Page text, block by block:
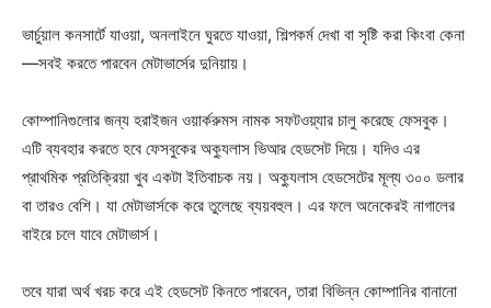
ভার্চুয়াল কনসার্টে যাওয়া, অনলাইনে ঘুরতে যাওয়া, শিল্পকর্ম দেখা বা সৃষ্টি করা কিংবা কেনা
—সবই করতে পারবেন মেটাভার্সের দুনিয়ায়।
কোম্পানিগুলোর জন্য হরাইজন ওয়ার্করুমস নামক সফটওয়্যার চালু করেছে ফেসবুক।
এটি ব্যবহার করতে হবে ফেসবুকের অক্যুলাস ভিআর হেডসেট দিয়ে। যদিও এর
প্রাথমিক প্রতিক্রিয়া খুব একটা ইতিবাচক নয়। অক্যুলাস হেডসেটের মূল্য ৩০০ ডলার
বা তারও বেশি। যা মেটাভার্সকে করে তুলেছে ব্যয়বহুল। এর ফলে অনেকেরই নাগালের
বাইরে চলে যাবে মেটাভার্স।
তবে যারা অর্থ খরচ করে এই হেডসেট কিনতে পারবেন, তারা বিভিন্ন কোম্পানির বানানো